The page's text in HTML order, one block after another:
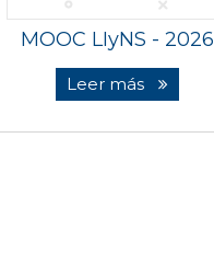
MOOC LIyNS - 2026
Leer más